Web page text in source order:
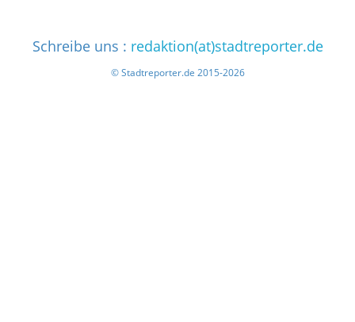
Schreibe uns : redaktion(at)stadtreporter.de
© Stadtreporter.de 2015-2026